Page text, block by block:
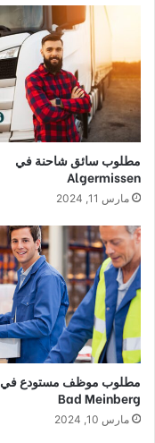
مطلوب سائق شاحنة في
Algermissen
مارس 11, 2024
Bad Meinberg
مارس 10, 2024